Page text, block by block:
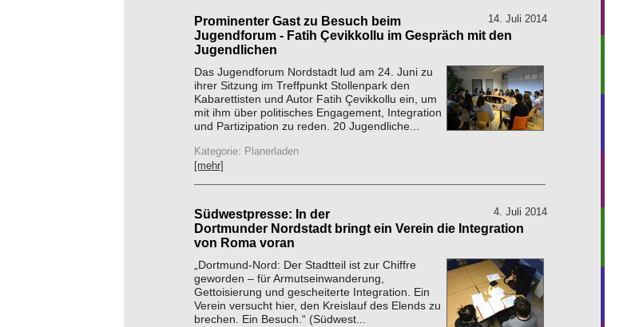
14. Juli 2014
Prominenter Gast zu Besuch beim
Jugendforum - Fatih Çevikkollu im Gespräch mit den
Jugendlichen
Das Jugendforum Nordstadt lud am 24. Juni zu
ihrer Sitzung im Treffpunkt Stollenpark den
Kabarettisten und Autor Fatih Çevikkollu ein, um
mit ihm über politisches Engagement, Integration
und Partizipation zu reden. 20 Jugendliche...
Kategorie: Planerladen
[mehr]
4. Juli 2014
Südwestpresse: In der
Dortmunder Nordstadt bringt ein Verein die Integration
von Roma voran
„Dortmund-Nord: Der Stadtteil ist zur Chiffre
geworden – für Armutseinwanderung,
Gettoisierung und gescheiterte Integration. Ein
Verein versucht hier, den Kreislauf des Elends zu
brechen. Ein Besuch.“ (Südwest...